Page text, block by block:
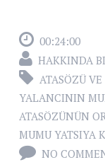
00:24:00
HAKKINDA
ATASÖZÜ
YALANCININ
ATASÖZÜNÜN
MUMU YATSIYA
NO